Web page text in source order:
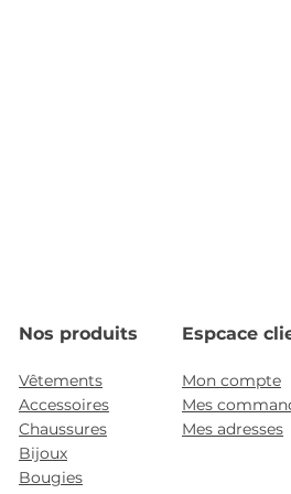
Nos produits
Vêtements
Accessoires
Chaussures
Bijoux
Bougies
Espcace
Mon compte
Mes
Mes adresses